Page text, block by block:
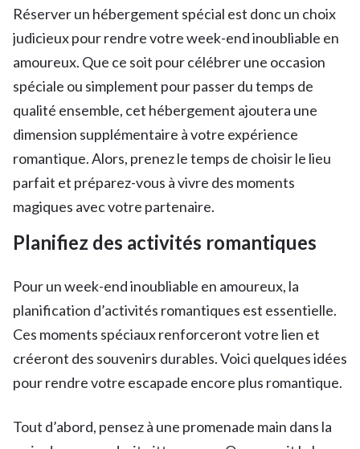
Réserver un hébergement spécial est donc un choix
judicieux pour rendre votre week-end inoubliable en
amoureux. Que ce soit pour célébrer une occasion
spéciale ou simplement pour passer du temps de
qualité ensemble, cet hébergement ajoutera une
dimension supplémentaire à votre expérience
romantique. Alors, prenez le temps de choisir le lieu
parfait et préparez-vous à vivre des moments
magiques avec votre partenaire.
Planifiez des activités romantiques
Pour un week-end inoubliable en amoureux, la
planification d’activités romantiques est essentielle.
Ces moments spéciaux renforceront votre lien et
créeront des souvenirs durables. Voici quelques idées
pour rendre votre escapade encore plus romantique.
Tout d’abord, pensez à une promenade main dans la